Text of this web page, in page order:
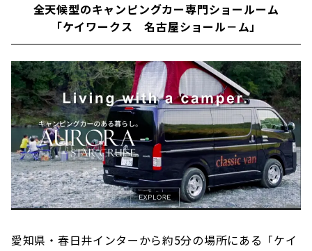
全天候型のキャンピングカー専門ショールーム
「ケイワークス 名古屋ショール－ム」
愛知県・春日井インターから約5分の場所にある「ケイ